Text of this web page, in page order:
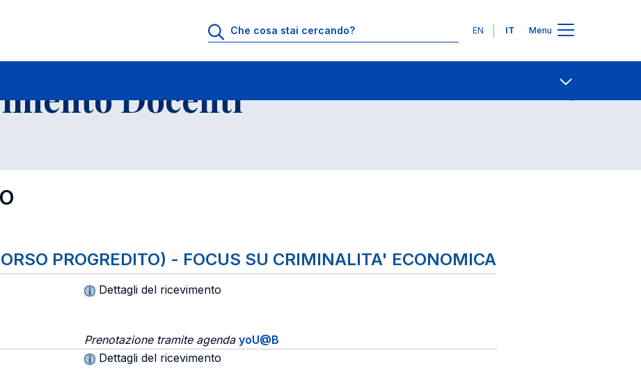
Lingue
EN IT Menu
Elenco Insegnamenti Contatti
Docenti
PROGREDITO) - FOCUS SU CRIMINALITA' ECONOMICA
Dettagli del ricevimento
Prenotazione tramite agenda yoU@B
Dettagli del ricevimento